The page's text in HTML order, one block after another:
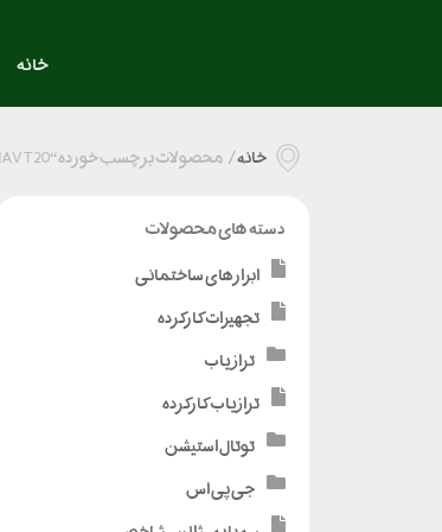
خانه
خانه/ محصولات برچسب خورده “COMNAV T20”
دسته های محصولات
ابزارهای ساختمانی
تجهیزات کارکرده
تراز یاب
ترازیاب کارکرده
توتال استیشن
جی پی اس